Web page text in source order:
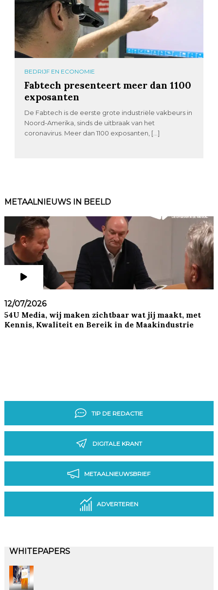
BEDRIJF EN ECONOMIE
Fabtech presenteert meer dan 1100
exposanten
De Fabtech is de eerste grote industriële vakbeurs in
Noord-Amerika, sinds de uitbraak van het
coronavirus. Meer dan 1100 exposanten, […]
METAALNIEUWS IN BEELD
12/07/2026
54U Media, wij maken zichtbaar wat jij maakt, met
Kennis, Kwaliteit en Bereik in de Maakindustrie
TIP DE REDACTIE
DIGITALE KRANT
METAALNIEUWSBRIEF
ADVERTEREN
WHITEPAPERS